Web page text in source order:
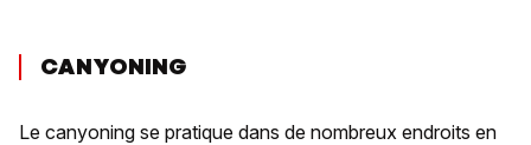
CANYONING
Le canyoning se pratique dans de nombreux endroits en